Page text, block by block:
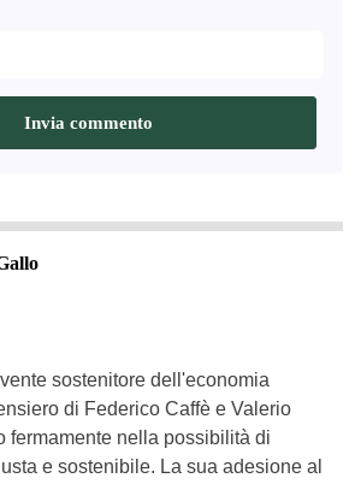
sostenitore dell'economia
di Federico Caffè e Valerio
fermamente nella possibilità di
e sostenibile. La sua adesione al